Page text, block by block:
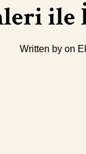
Written by on